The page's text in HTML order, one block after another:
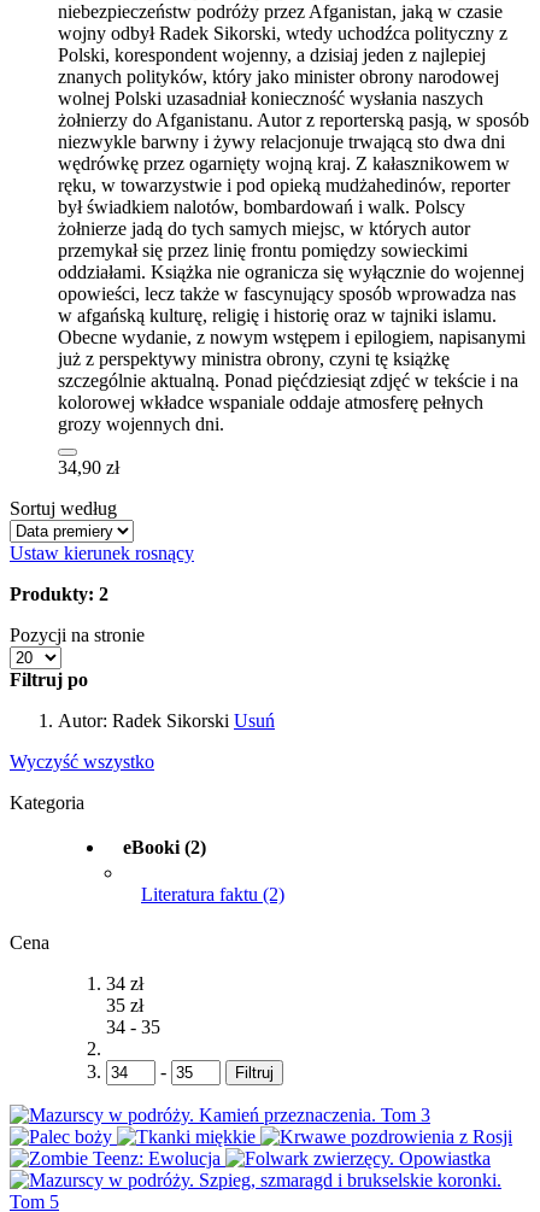
niebezpieczeństw podróży przez Afganistan, jaką w czasie
wojny odbył Radek Sikorski, wtedy uchodźca polityczny z
Polski, korespondent wojenny, a dzisiaj jeden z najlepiej
znanych polityków, który jako minister obrony narodowej
wolnej Polski uzasadniał konieczność wysłania naszych
żołnierzy do Afganistanu. Autor z reporterską pasją, w sposób
niezwykle barwny i żywy relacjonuje trwającą sto dwa dni
wędrówkę przez ogarnięty wojną kraj. Z kałasznikowem w
ręku, w towarzystwie i pod opieką mudżahedinów, reporter
był świadkiem nalotów, bombardowań i walk. Polscy
żołnierze jadą do tych samych miejsc, w których autor
przemykał się przez linię frontu pomiędzy sowieckimi
oddziałami. Książka nie ogranicza się wyłącznie do wojennej
opowieści, lecz także w fascynujący sposób wprowadza nas
w afgańską kulturę, religię i historię oraz w tajniki islamu.
Obecne wydanie, z nowym wstępem i epilogiem, napisanymi
już z perspektywy ministra obrony, czyni tę książkę
szczególnie aktualną. Ponad pięćdziesiąt zdjęć w tekście i na
kolorowej wkładce wspaniale oddaje atmosferę pełnych
grozy wojennych dni.
34,90 zł
Sortuj według
Ustaw kierunek rosnący
Produkty: 2
Pozycji na stronie
Filtruj po
Autor: Radek Sikorski Usuń
Wyczyść wszystko
Kategoria
eBooki (2)
Literatura faktu (2)
Cena
34 zł
35 zł
34 - 35
- Filtruj